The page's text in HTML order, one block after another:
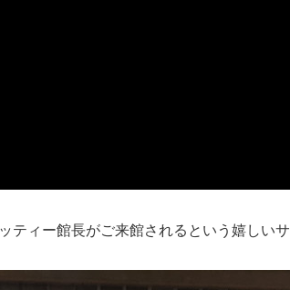
ティー館長がご来館されるという嬉しい